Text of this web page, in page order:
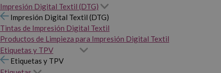
Impresión Digital Textil (DTG)
Impresión Digital Textil (DTG)
Tintas de Impresión Digital Textil
Productos de Limpieza para Impresión Digital Textil
Etiquetas y TPV
Etiquetas y TPV